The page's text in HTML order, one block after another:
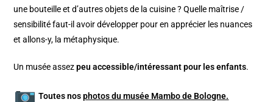
une bouteille et d’autres objets de la cuisine ? Quelle maîtrise /
sensibilité faut-il avoir développer pour en apprécier les nuances
et allons-y, la métaphysique.
Un musée assezpeu accessible/intéressant pour les enfants.
Toutes nosphotos du musée Mambo de Bologne.